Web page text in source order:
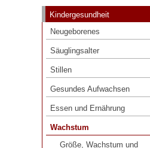
Kindergesundheit
Neugeborenes
Säuglingsalter
Stillen
Gesundes Aufwachsen
Essen und Ernährung
Wachstum
Größe, Wachstum und
Kindergesundheit
Neugeborenes
Säuglingsalter
Gesundes Aufwachsen
Essen und Ernährung
Wachstum
Größe, Wachstum und
Wachstumsschübe